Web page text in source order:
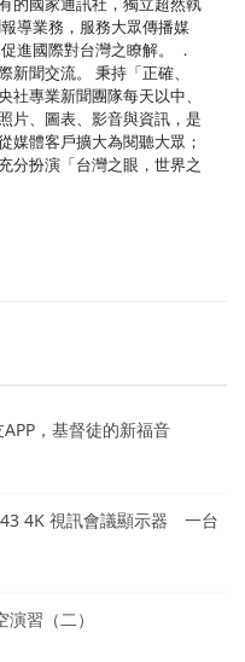
導業務，服務大眾傳播媒
進國際對台灣之瞭解。 ．
聞交流。 秉持「正確、
專業新聞團隊每天以中、
片、圖表、影音與資訊，是
媒體客戶擴大為閱聽大眾；
分扮演「台灣之眼，世界之
，基督徒的新福音
4K 視訊會議顯示器 一台
習（二）